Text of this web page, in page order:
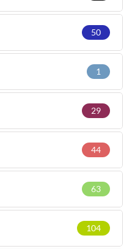
50
1
29
44
63
104